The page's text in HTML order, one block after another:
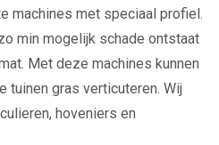
machines met speciaal profiel.
min mogelijk schade ontstaat
Met deze machines kunnen
tuinen gras verticuteren. Wij
hoveniers en